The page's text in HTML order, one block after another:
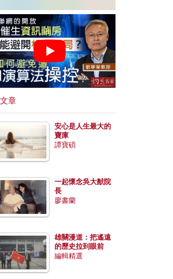
章
安心是人生最大的
寶庫
譚寶碩
一起懷念吳大猷院
長
廖書蘭
雄關漫道：把遙遠
的歷史拉到眼前
編輯精選